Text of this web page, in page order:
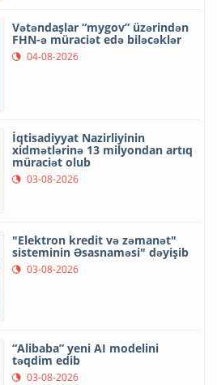
Vətəndaşlar “mygov” üzərindən
FHN-ə müraciət edə biləcəklər
04-08-2026
İqtisadiyyat Nazirliyinin
xidmətlərinə 13 milyondan artıq
müraciət olub
03-08-2026
"Elektron kredit və zəmanət"
sisteminin Əsasnaməsi" dəyişib
03-08-2026
“Alibaba” yeni AI modelini
təqdim edib
03-08-2026